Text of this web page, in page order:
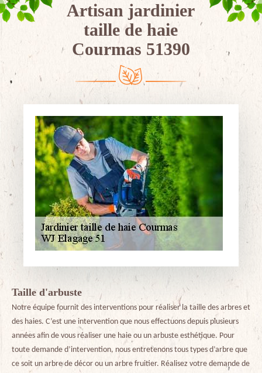
Artisan jardinier
taille de haie
Courmas 51390
Taille d'arbuste
Notre équipe fournit des interventions pour réaliser la taille des arbres et
des haies. C’est une intervention que nous effectuons depuis plusieurs
années afin de vous réaliser une haie ou un arbuste esthétique. Pour
toute demande d’intervention, nous entretenons tous types d’arbre que
ce soit un arbre de décor ou un arbre fruitier. Réalisez votre demande de